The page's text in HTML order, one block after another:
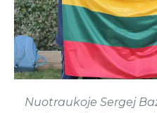
Nuotraukoje Sergej